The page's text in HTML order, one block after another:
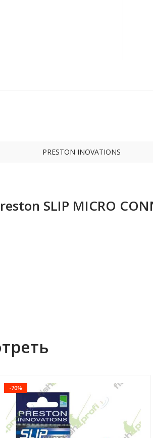
PRESTON INOVATIONS
SLIP MICRO
-70%